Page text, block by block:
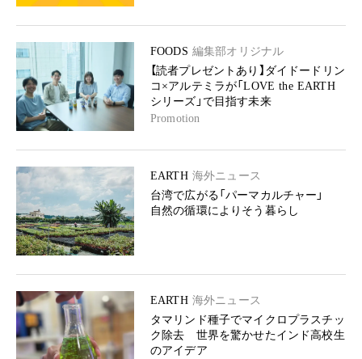
FOODS 編集部オリジナル
【読者プレゼントあり】ダイドードリン
コ×アルテミラが「LOVE the EARTH
シリーズ」で目指す未来
Promotion
EARTH 海外ニュース
台湾で広がる「パーマカルチャー」
自然の循環によりそう暮らし
EARTH 海外ニュース
タマリンド種子でマイクロプラスチッ
ク除去 世界を驚かせたインド高校生
のアイデア